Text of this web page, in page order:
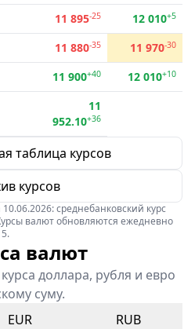
11 895-25 12 010+5
11 880-35 11 970-30
11 900+40 12 010+10
11
952.10+36
таблица курсов
курсов
среднебанковский курс
валют обновляются ежедневно
валют
доллара, рубля и евро
суму.
EUR RUB